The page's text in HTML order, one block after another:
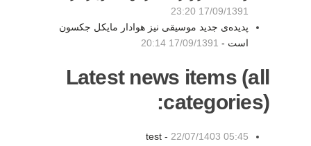
17/09/1391 23:20
پدیده‌ی جدید موسیقی نیز هوادار مایکل جکسون
است - 17/09/1391 20:14
Latest news items (all
categories):
test - 22/07/1403 05:45